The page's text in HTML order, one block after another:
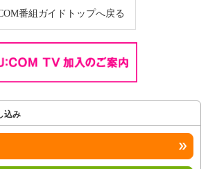
番組ガイドトップへ戻る
込み